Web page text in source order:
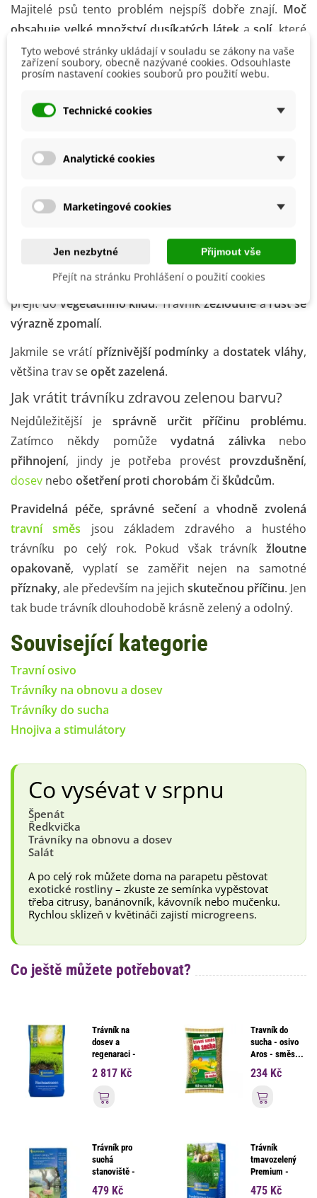
Majitelé psů tento problém nejspíš dobře znají. Moč
obsahuje velké množství dusíkatých látekasolí, které
mohou trávník spálit.
Typickým znakem jsoužluténebohnědé skvrny
7. Nevhodná travní směs
Tráva určená dopolostínunebude dobře prospívat na
Při zakládání nového trávníku je proto důležité
vybírat
8. Přirozená reakce na extrémní počasí
Během dlouhých období horka a sucha může tráva
přejít dovegetačního klidu. Trávníkzežloutnearůst se
výrazně zpomalí.
Jakmile se vrátí příznivější podmínky adostatek vláhy,
většina trav seopět zazelená.
Jak vrátit trávníku zdravou zelenou barvu?
Nejdůležitější je správně určit příčinu problému.
Zatímco někdy pomůževydatná zálivka nebo
přihnojení, jindy je potřeba provést provzdušnění,
dosev nebo ošetření proti chorobám či škůdcům.
Pravidelná péče,správné sečenía vhodně zvolená
travní směs jsou základem zdravého a hustého
trávníku po celý rok. Pokud však trávník žloutne
opakovaně, vyplatí se zaměřit nejen na samotné
příznaky, ale především na jejich skutečnou příčinu. Jen
tak bude trávník dlouhodobě krásně zelený a odolný.
Související kategorie
Travní osivo
Trávníky na obnovu a dosev
Trávníky do sucha
Hnojiva a stimulátory
Co vysévat v srpnu
Špenát
Ředkvička
Trávníky na obnovu a dosev
Salát
A po celý rok můžete doma na parapetu pěstovat
exotické rostliny – zkuste ze semínka vypěstovat
třeba citrusy, banánovník, kávovník nebo mučenku.
Rychlou sklizeň v květináči zajistí microgreens.
Co ještě můžete potřebovat?
Trávník na
dosev a
regenaraci -
osivo...
2 817 Kč
Přidat do košíku
Travník do
sucha - osivo
Aros - směs...
234 Kč
Trávník pro
suchá
stanoviště -
osivo...
479 Kč
Trávník
tmavozelený
Premium -
osivo...
475 Kč
Tyto webové stránky ukládají v souladu se zákony na vaše
zařízení soubory, obecně nazývané cookies. Odsouhlaste
prosím nastavení cookies souborů pro použití webu.
Technické cookies
Analytické cookies
Marketingové cookies
Jen nezbytné Přijmout vše
Přejít na stránku Prohlášení o použití cookies